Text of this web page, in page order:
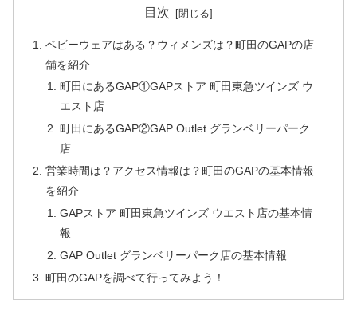
目次
ベビーウェアはある？ウィメンズは？町田のGAPの店
舗を紹介
町田にあるGAP①GAPストア 町田東急ツインズ ウ
エスト店
町田にあるGAP②GAP Outlet グランベリーパーク
店
営業時間は？アクセス情報は？町田のGAPの基本情報
を紹介
GAPストア 町田東急ツインズ ウエスト店の基本情
報
GAP Outlet グランベリーパーク店の基本情報
町田のGAPを調べて行ってみよう！